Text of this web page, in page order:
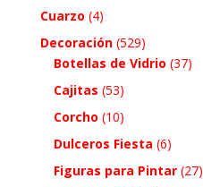
Cuarzo (4)
Decoración (529)
Botellas de Vidrio (37)
Cajitas (53)
Corcho (10)
Dulceros Fiesta (6)
Figuras para Pintar (27)